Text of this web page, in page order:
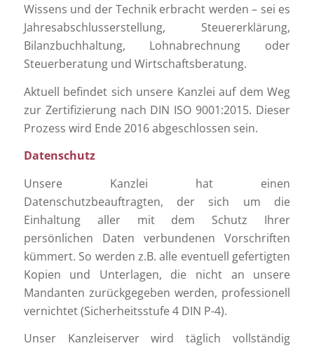
Wissens und der Technik erbracht werden – sei es
Jahresabschlusserstellung, Steuererklärung,
Bilanzbuchhaltung, Lohnabrechnung oder
Steuerberatung und Wirtschaftsberatung.
Aktuell befindet sich unsere Kanzlei auf dem Weg
zur Zertifizierung nach DIN ISO 9001:2015. Dieser
Prozess wird Ende 2016 abgeschlossen sein.
Datenschutz
Unsere Kanzlei hat einen
Datenschutzbeauftragten, der sich um die
Einhaltung aller mit dem Schutz Ihrer
persönlichen Daten verbundenen Vorschriften
kümmert. So werden z.B. alle eventuell gefertigten
Kopien und Unterlagen, die nicht an unsere
Mandanten zurückgegeben werden, professionell
vernichtet (Sicherheitsstufe 4 DIN P-4).
Unser Kanzleiserver wird täglich vollständig